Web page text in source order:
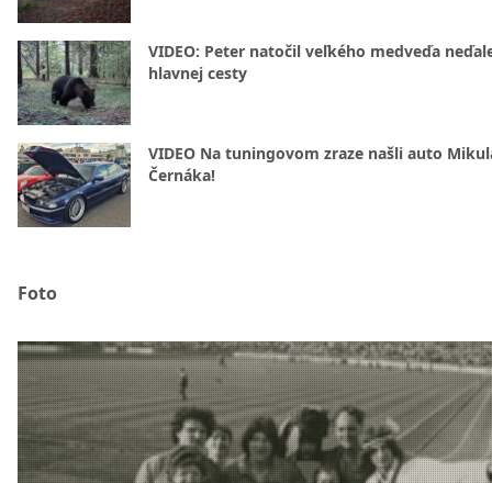
VIDEO: Peter natočil veľkého medveďa
hlavnej cesty
VIDEO Na tuningovom zraze našli auto
Černáka!
Foto